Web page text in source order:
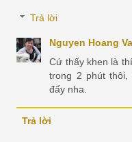
Trả lời
Nguyen Hoang
Cứ thấy khen là
trong 2 phút thôi,
đấy nha.
Trả lời